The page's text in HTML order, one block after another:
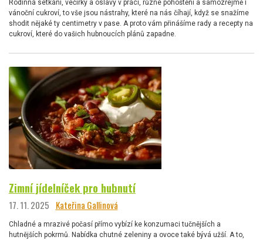
Rodinná setkání, večírky a oslavy v práci, různé pohoštění a samozřejmě i
vánoční cukroví, to vše jsou nástrahy, které na nás číhají, když se snažíme
shodit nějaké ty centimetry v pase. A proto vám přinášíme rady a recepty na
cukroví, které do vašich hubnoucích plánů zapadne.
Zimní jídelníček pro hubnutí
17. 11. 2025 Kateřina Gallinová
Chladné a mrazivé počasí přímo vybízí ke konzumaci tučnějších a
hutnějších pokrmů. Nabídka chutné zeleniny a ovoce také bývá užší. A to,